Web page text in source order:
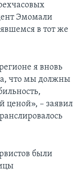
Эмомали
в тот же
я вновь
что мы должны
ценой», – заявил
были